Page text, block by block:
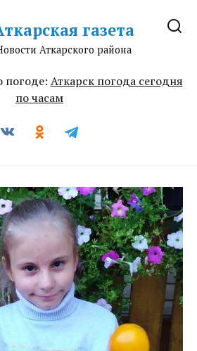
газета
Аткарского района
погоде: Аткарск погода сегодня
по часам